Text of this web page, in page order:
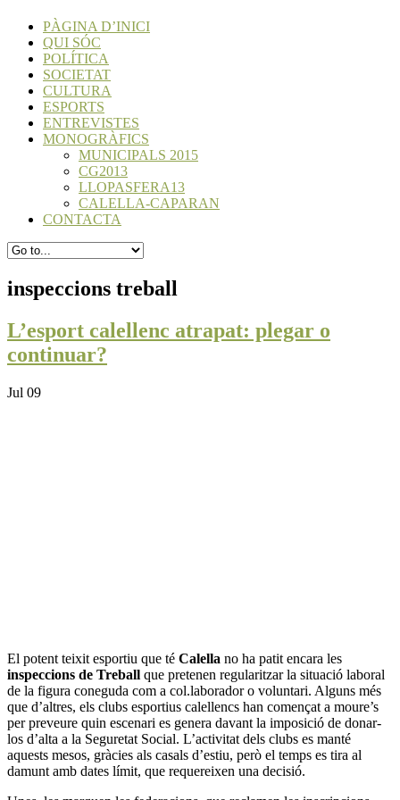
PÀGINA D’INICI
QUI SÓC
POLÍTICA
SOCIETAT
CULTURA
ESPORTS
ENTREVISTES
MONOGRÀFICS
MUNICIPALS 2015
CG2013
LLOPASFERA13
CALELLA-CAPARAN
CONTACTA
inspeccions treball
L’esport calellenc atrapat: plegar o
continuar?
Jul 09
El potent teixit esportiu que té Calella no ha patit encara les
inspeccions de Treball que pretenen regularitzar la situació laboral
de la figura coneguda com a col.laborador o voluntari. Alguns més
que d’altres, els clubs esportius calellencs han començat a moure’s
per preveure quin escenari es genera davant la imposició de donar-
los d’alta a la Seguretat Social. L’activitat dels clubs es manté
aquests mesos, gràcies als casals d’estiu, però el temps es tira al
damunt amb dates límit, que requereixen una decisió.